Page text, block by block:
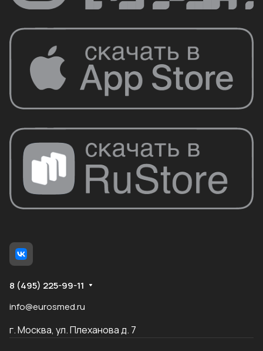
8 (495) 225-99-11
info@eurosmed.ru
г. Москва, ул. Плеханова д. 7